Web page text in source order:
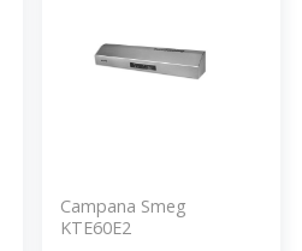
Campana Smeg
KTE60E2